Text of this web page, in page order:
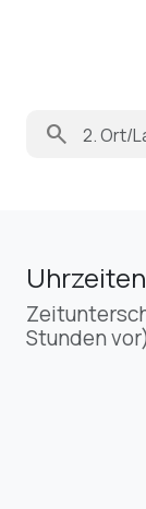
search
Stunden vor)